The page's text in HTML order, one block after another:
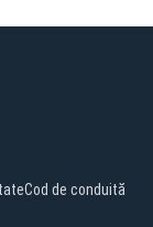
Cod de conduită